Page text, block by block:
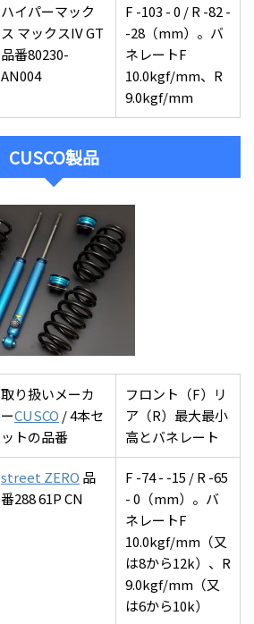
ハイパーマック
ス マックスIV GT
品番80230-
AN004
F -103 - 0 / R -82 -
-28（mm）。バ
ネレートF
10.0kgf/mm、R
9.0kgf/mm
CUSCO製品
取り扱いメーカ
ーCUSCO / 4本セ
ットの品番
フロント（F）リ
ア（R）最大最小
高とバネレート
street ZERO 品
番288 61P CN
F -74 - -15 / R -65
- 0（mm）。バ
ネレートF
10.0kgf/mm（又
は8から12k）、R
9.0kgf/mm（又
は6から10k）